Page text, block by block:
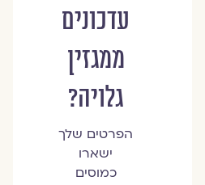
עדכונים
ממגזין
גלויה?
הפרטים שלך
ישארו
כמוסים